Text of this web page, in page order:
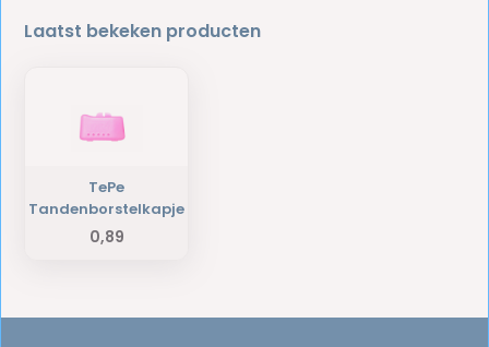
Laatst bekeken producten
TePe
Tandenborstelkapje
0,89